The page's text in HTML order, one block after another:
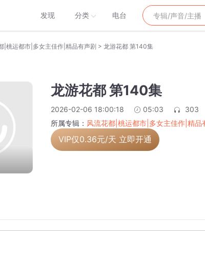
发现 分类 电台
|桃运都市|多女主佳作|精品有声剧 > 龙游花都 第140集
龙游花都 第140集
2026-02-06 18:00:18 05:03
303
所属专辑： 风流花都|桃运都市|多女主佳作|精品
VIP仅0.36元/天 立即开通